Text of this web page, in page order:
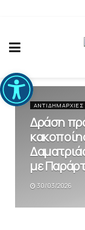
Ανοίξτε τη γραμμή εργαλείων
ΑΝΤΙΔΗΜΑΡΧΊΕΣ
Δράση
με
30/03/2026